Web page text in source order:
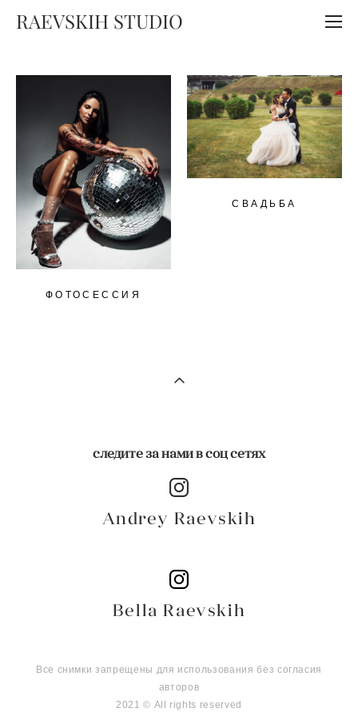
RAEVSKIH STUDIO
ФОТОСЕССИЯ
СВАДЬБА
следите за нами в соц сетях
Andrey Raevskih
Bella Raevskih
Все снимки запрещены для использования без согласия
авторов
2021 © All rights reserved